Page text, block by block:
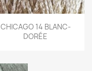
CHICAGO 14 BLANC-
DORÉE